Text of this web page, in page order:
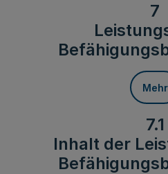
7
Mehr
7.1
Inhalt der